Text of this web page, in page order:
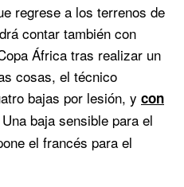
regrese a los terrenos de
contar también con
África tras realizar un
cosas, el técnico
bajas por lesión, y con
Una baja sensible para el
el francés para el